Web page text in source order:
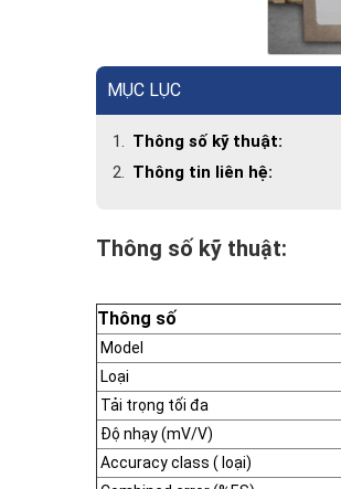
MỤC LỤC
Thông số kỹ thuật:
Thông tin liên hệ:
Thông số kỹ thuật:
Thông số
Model
Loại
Tải trọng tối đa
Độ nhạy (mV/V)
Accuracy class ( loại)